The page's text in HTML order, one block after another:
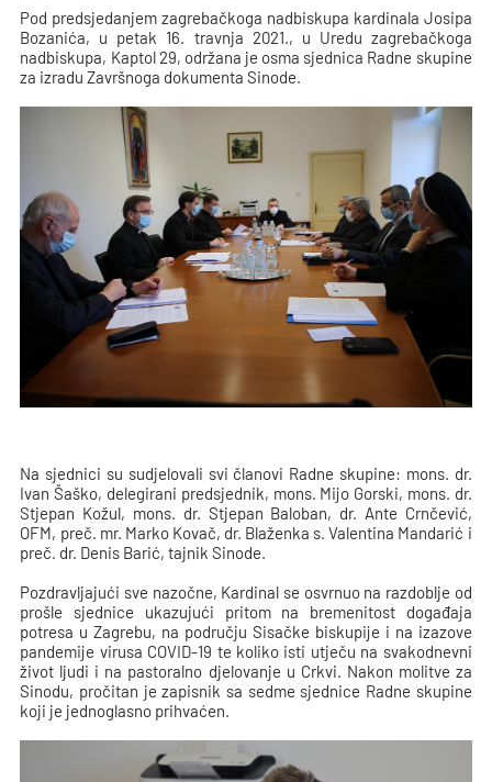
Pod predsjedanjem zagrebačkoga nadbiskupa kardinala Josipa
Bozanića, u petak 16. travnja 2021., u Uredu zagrebačkoga
nadbiskupa, Kaptol 29, održana je osma sjednica Radne skupine
za izradu Završnoga dokumenta Sinode.
Na sjednici su sudjelovali svi članovi Radne skupine: mons. dr.
Ivan Šaško, delegirani predsjednik, mons. Mijo Gorski, mons. dr.
Stjepan Kožul, mons. dr. Stjepan Baloban, dr. Ante Crnčević,
OFM, preč. mr. Marko Kovač, dr. Blaženka s. Valentina Mandarić i
preč. dr. Denis Barić, tajnik Sinode.
Pozdravljajući sve nazočne, Kardinal se osvrnuo na razdoblje od
prošle sjednice ukazujući pritom na bremenitost događaja
potresa u Zagrebu, na području Sisačke biskupije i na izazove
pandemije virusa COVID-19 te koliko isti utječu na svakodnevni
život ljudi i na pastoralno djelovanje u Crkvi. Nakon molitve za
Sinodu, pročitan je zapisnik sa sedme sjednice Radne skupine
koji je jednoglasno prihvaćen.